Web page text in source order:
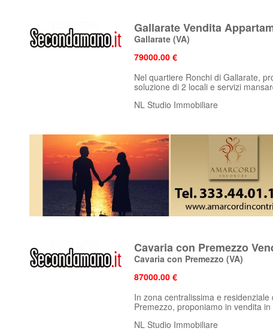
Gallarate Vendita
Gallarate(VA)
79000.00 €
Nel quartiere Ronchi di Gallarate,
soluzione di 2 locali e servizi
NL Studio Immobiliare
Cavaria con Premezzo
Cavaria con Premezzo (VA)
87000.00 €
In zona centralissima e
Premezzo, proponiamo in vendita
NL Studio Immobiliare